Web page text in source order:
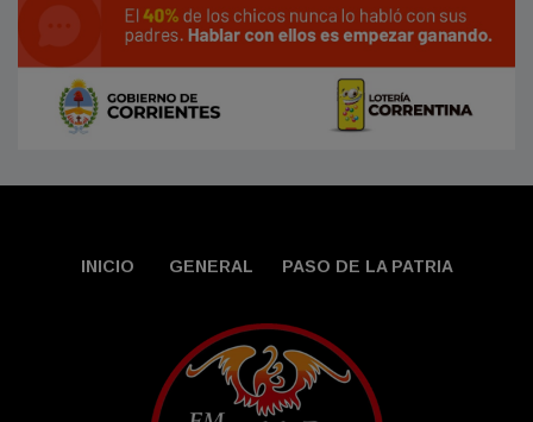
INICIO GENERAL PASO DE LA PATRIA